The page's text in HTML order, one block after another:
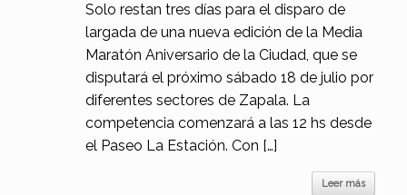
Solo restan tres días para el disparo de
largada de una nueva edición de la Media
Maratón Aniversario de la Ciudad, que se
disputará el próximo sábado 18 de julio por
diferentes sectores de Zapala. La
competencia comenzará a las 12 hs desde
el Paseo La Estación. Con […]
Leer más